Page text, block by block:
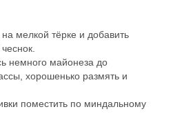
мелкой тёрке и добавить
немного майонеза до
хорошенько размять и
поместить по миндальному